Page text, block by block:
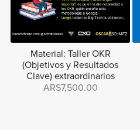
Material: Taller OKR
(Objetivos y Resultados
Clave) extraordinarios
ARS7,500.00